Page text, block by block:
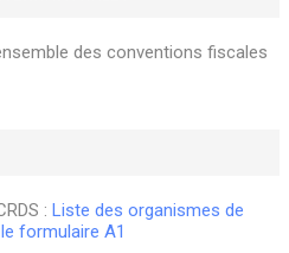
des conventions fiscales
: Liste des organismes de
formulaire A1